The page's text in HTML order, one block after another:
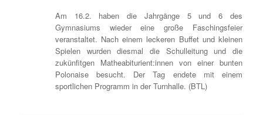
Am 16.2. haben die Jahrgänge 5 und 6 des
Gymnasiums wieder eine große Faschingsfeier
veranstaltet. Nach einem leckeren Buffet und kleinen
Spielen wurden diesmal die Schulleitung und die
zukünfitgen Matheabiturient:innen von einer bunten
Polonaise besucht. Der Tag endete mit einem
sportlichen Programm in der Turnhalle. (BTL)